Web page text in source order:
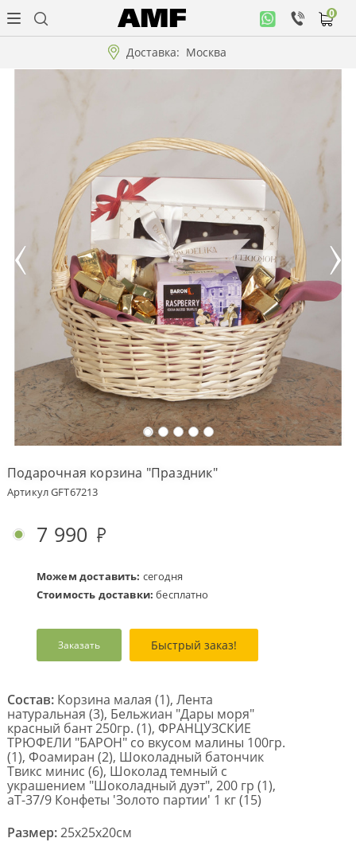
Доставка: Москва
0
кабинет
Музыкальная
Композиции
Коллекции!!!
Розы
Оплата
заказа
Условия
Бонусная
программа
Корпоративным
клиентам
связь
language
Подарочная корзина "Праздник"
Артикул GFT67213
7 990
Можем доставить: сегодня
Стоимость доставки: бесплатно
Заказать Быстрый заказ!
Состав: Корзина малая (1), Лента
натуральная (3), Бельжиан "Дары моря"
красный бант 250гр. (1), ФРАНЦУЗСКИЕ
ТРЮФЕЛИ "БАРОН" со вкусом малины 100гр.
(1), Фоамиран (2), Шоколадный батончик
Твикс минис (6), Шоколад темный с
украшением "Шоколадный дуэт", 200 гр (1),
aT-37/9 Конфеты 'Золото партии' 1 кг (15)
Размер:25x25x20см